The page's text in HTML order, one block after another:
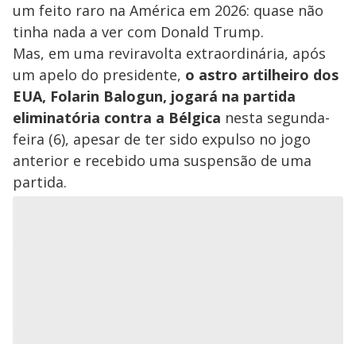
um feito raro na América em 2026: quase não
tinha nada a ver com Donald Trump.
Mas, em uma reviravolta extraordinária, após
um apelo do presidente, o astro artilheiro dos
EUA, Folarin Balogun, jogará na partida
eliminatória contra a Bélgica nesta segunda-
feira (6), apesar de ter sido expulso no jogo
anterior e recebido uma suspensão de uma
partida.